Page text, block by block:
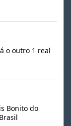
o outro 1 real
Bonito do